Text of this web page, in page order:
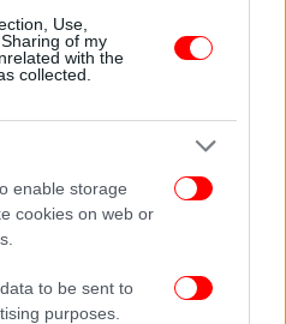
Use,
of my
with the
collected.
enable storage
cookies on web or
to be sent to
purposes.